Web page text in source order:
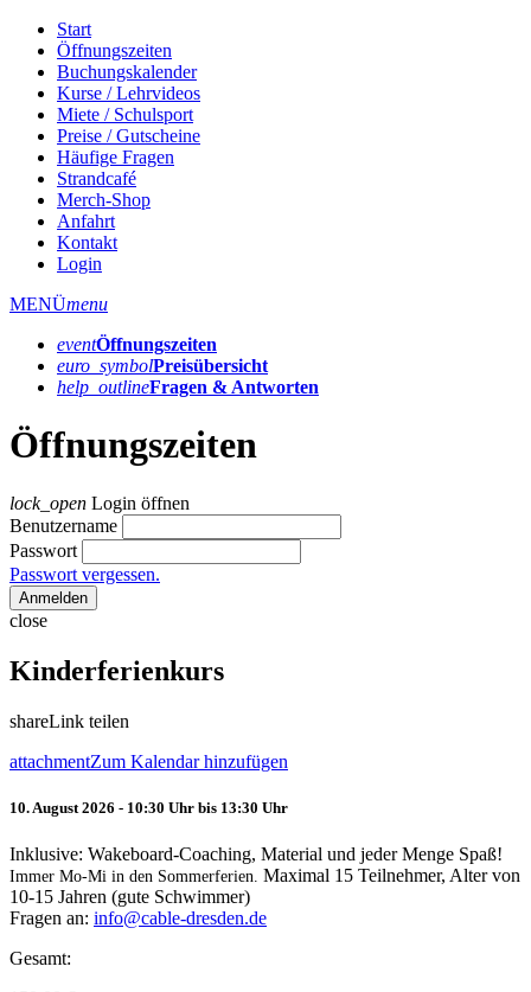
Start
Öffnungszeiten
Buchungskalender
Kurse / Lehrvideos
Miete / Schulsport
Preise / Gutscheine
Häufige Fragen
Strandcafé
Merch-Shop
Anfahrt
Kontakt
Login
MENÜmenu
eventÖffnungs­zeiten
euro_symbolPreis­übersicht
help_outlineFragen & Antworten
Öffnungszeiten
lock_open Login öffnen
Benutzername
Passwort
Passwort vergessen.
Anmelden
close
Kinderferienkurs
shareLink teilen
attachmentZum Kalendar hinzufügen
10. August 2026 - 10:30 Uhr bis 13:30 Uhr
Inklusive: Wakeboard-Coaching, Material und jeder Menge Spaß!
Immer Mo-Mi in den Sommerferien. Maximal 15 Teilnehmer, Alter von
10-15 Jahren (gute Schwimmer)
Fragen an: info@cable-dresden.de
Gesamt: